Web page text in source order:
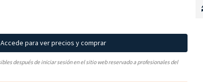
Accede para ver precios y comprar
después de iniciar sesión en el sitio web reservado a profesionales del